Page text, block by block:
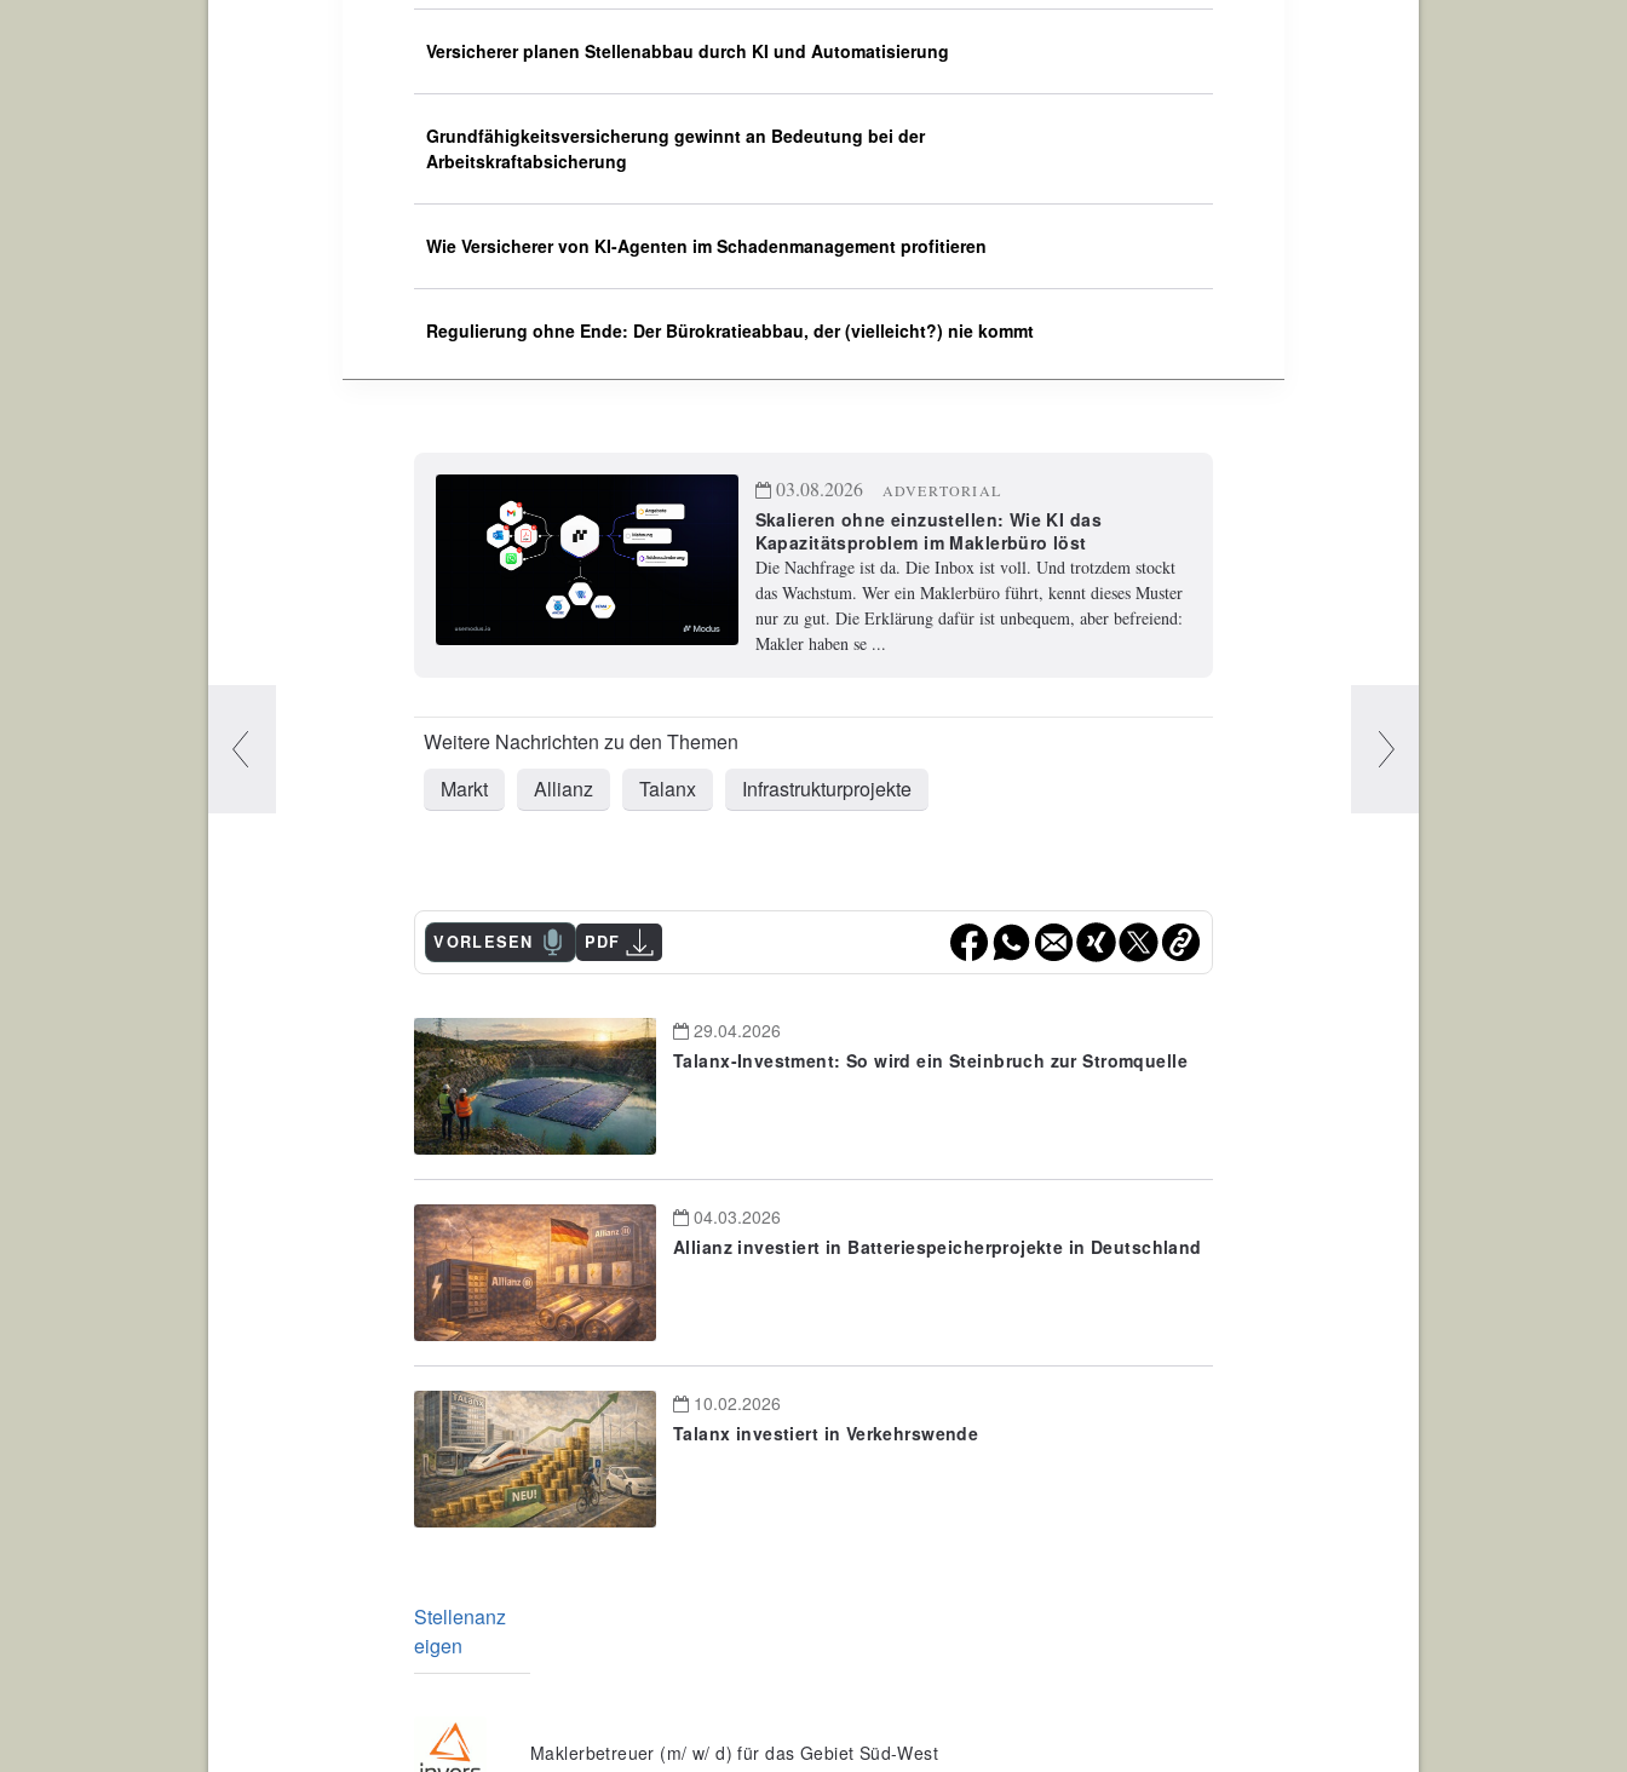
Versicherer planen Stellenabbau durch KI und Automatisierung
Grundfähigkeitsversicherung gewinnt an Bedeutung bei der
Arbeitskraftabsicherung
Wie Versicherer von KI-Agenten im Schadenmanagement profitieren
Regulierung ohne Ende: Der Bürokratieabbau, der (vielleicht?) nie kommt
03.08.2026 ADVERTORIAL
Skalieren ohne einzustellen: Wie KI das
Kapazitätsproblem im Maklerbüro löst
Die Nachfrage ist da. Die Inbox ist voll. Und trotzdem stockt
das Wachstum. Wer ein Maklerbüro führt, kennt dieses Muster
nur zu gut. Die Erklärung dafür ist unbequem, aber befreiend:
Makler haben se ...
Markt Allianz Talanx Infrastrukturprojekte
VORLESEN PDF
29.04.2026
Talanx-Investment: So wird ein Steinbruch zur Stromquelle
04.03.2026
Allianz investiert in Batteriespeicherprojekte in Deutschland
10.02.2026
Talanx investiert in Verkehrswende
Stellenanz
eigen
Maklerbetreuer (m/ w/ d) für das Gebiet Süd-West